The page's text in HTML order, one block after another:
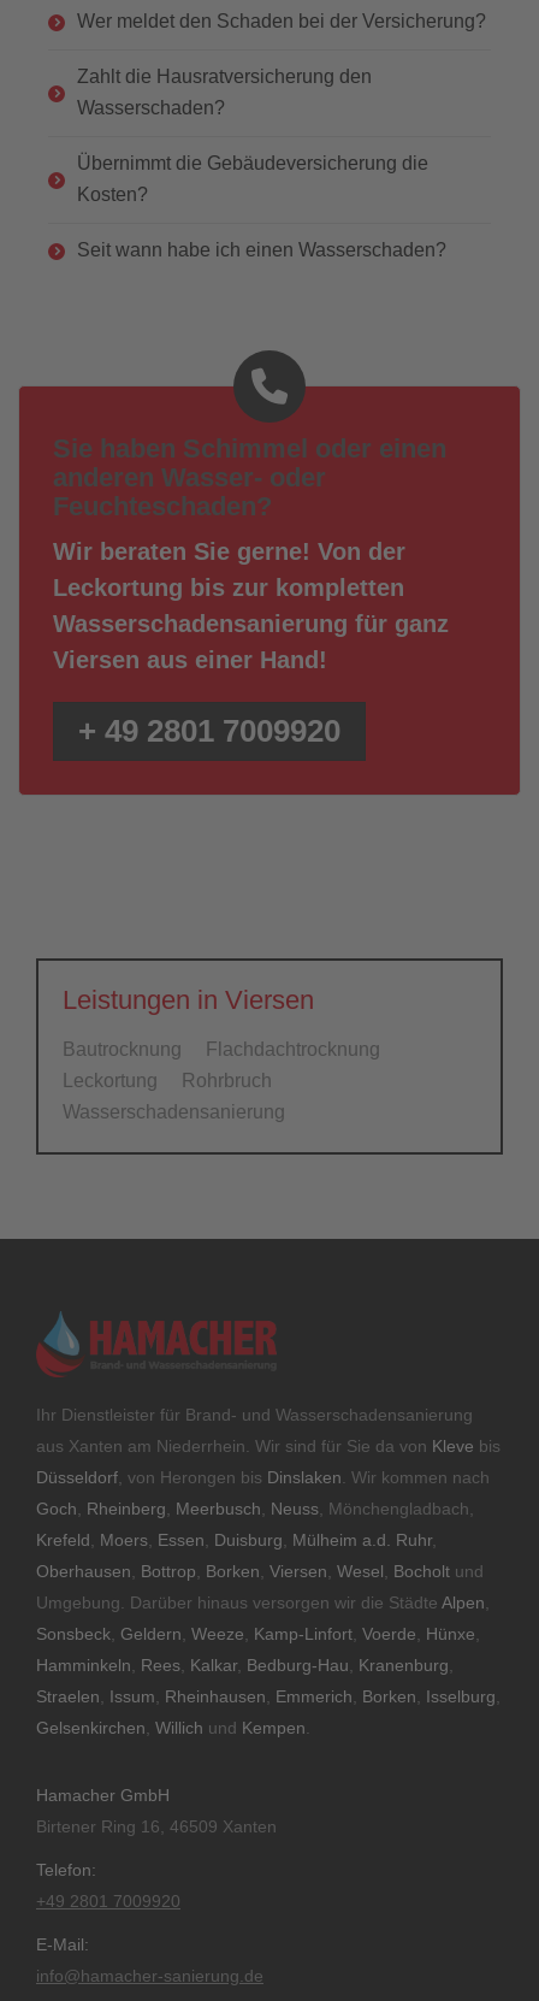
Wer meldet den Schaden bei der Versicherung?
Zahlt die Hausratversicherung den
Wasserschaden?
Übernimmt die Gebäudeversicherung die
Kosten?
Seit wann habe ich einen Wasserschaden?
Sie haben Schimmel oder einen
anderen Wasser- oder
Feuchteschaden?
Wir beraten Sie gerne! Von der
Leckortung bis zur kompletten
Wasserschadensanierung für ganz
Viersen aus einer Hand!
+ 49 2801 7009920
Leistungen in Viersen
Bautrocknung
Flachdachtrocknung
Leckortung
Rohrbruch
Wasserschadensanierung
Ihr Dienstleister für Brand- und Wasserschadensanierung
aus Xanten am Niederrhein. Wir sind für Sie da von Kleve bis
Düsseldorf , von Herongen bis Dinslaken . Wir kommen nach
Goch
Rheinberg Meerbusch Neuss , Mönchengladbach,
Krefeld
Moers Essen Duisburg Mülheim a.d. Ruhr,
Oberhausen
Bottrop Borken Viersen Wesel Bocholt und
Umgebung. Darüber hinaus versorgen wir die Städte Alpen
Sonsbeck Geldern Weeze Kamp-Linfort Voerde Hünxe
Hamminkeln
Rees Kalkar, Bedburg-Hau Kranenburg
Straelen
Issum Rheinhausen Emmerich Borken Isselburg
Gelsenkirchen Willich und Kempen
Hamacher GmbH
Birtener Ring 16, 46509 Xanten
Telefon:
+49 2801 7009920
E-Mail:
info@hamacher-sanierung.de